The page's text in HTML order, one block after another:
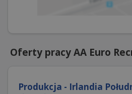
Oferty pracy AA Euro
Produkcja - Irlandia